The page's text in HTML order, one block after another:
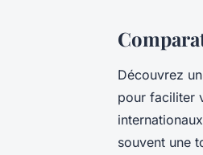
Découvrez
pour faciliter
souvent une